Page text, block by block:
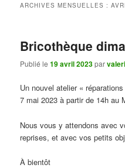
ARCHIVES MENSUELLES :
Bricothèque
Publié le19 avril 2023par
Un nouvel atelier «
7 mai 2023 à partir de 14h au
Nous vous y attendons avec
reprises, et avec vos petits
À bientôt